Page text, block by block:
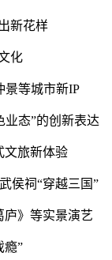
新花样
化
景等城市新IP
业态”的创新表达
文旅新体验
侯祠“穿越三国”
庐》等实景演艺
瘾”